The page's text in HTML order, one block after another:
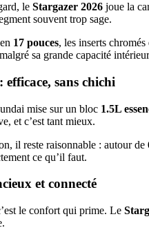
le Stargazer 2026 joue la
souvent trop sage.
17 pouces, les inserts
sa grande capacité
sans chichi
mise sur un bloc 1.5L
et c’est tant mieux.
il reste raisonnable : autour de
ce qu’il faut.
et connecté
le confort qui prime. Le